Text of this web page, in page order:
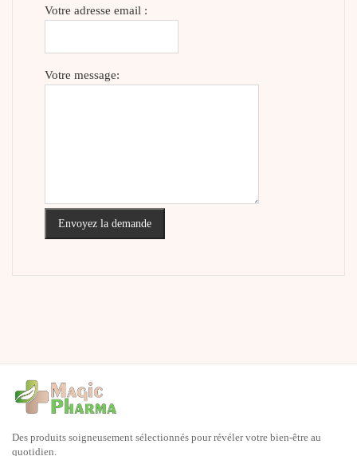
Votre adresse email :
Votre message:
Envoyez la demande
Des produits soigneusement sélectionnés pour révéler votre bien-être au
quotidien.